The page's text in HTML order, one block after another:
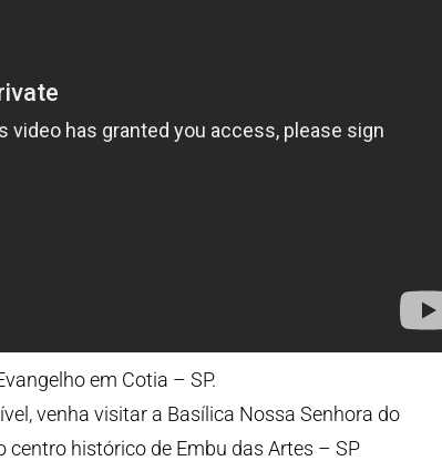
em Cotia – SP.
venha visitar a Basílica Nossa Senhora do
histórico de Embu das Artes – SP